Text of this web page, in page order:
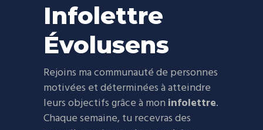
Infolettre
Évolusens
Rejoins ma communauté de personnes
motivées et déterminées à atteindre
leurs objectifs grâce à mon infolettre.
Chaque semaine, tu recevras des